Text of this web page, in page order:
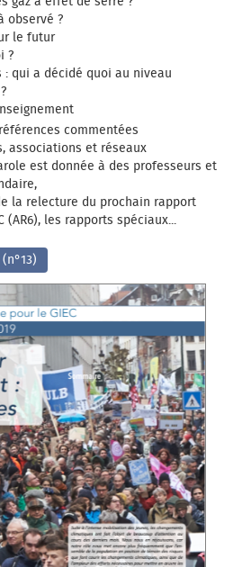
observé ?
le futur
?
: qui a décidé quoi au niveau
commentées
associations et réseaux
est donnée à des professeurs et
la relecture du prochain rapport
(AR6), les rapports spéciaux...